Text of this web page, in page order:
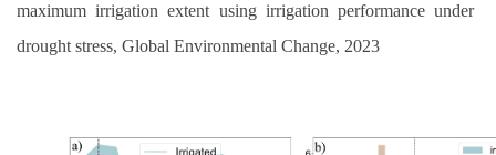
maximum irrigation extent using irrigation performance under
drought stress, Global Environmental Change, 2023